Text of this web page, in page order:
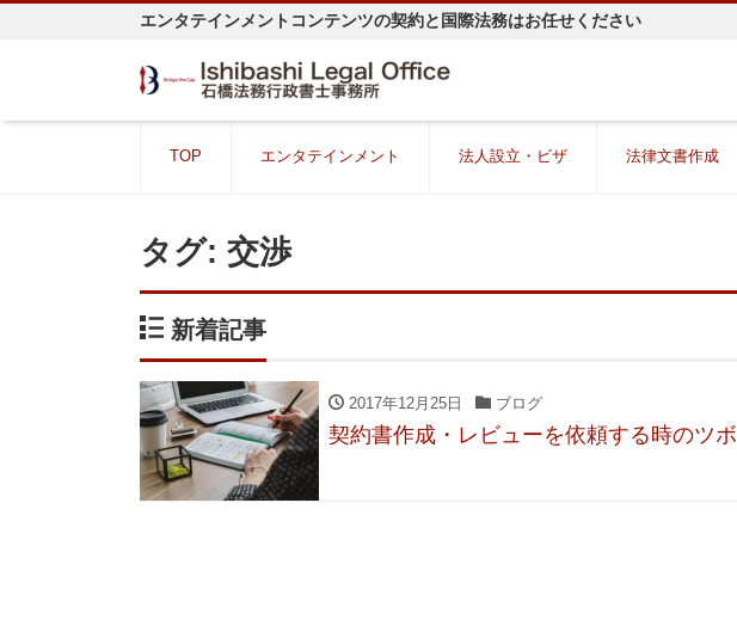
エンタテインメントコンテンツの契約と国際法務はお任せください
TOP エンタテインメント 法人設立・ビザ 法律文書作成
タグ: 交渉
新着記事
2017年12月25日 ブログ
契約書作成・レビューを依頼する時のツボ